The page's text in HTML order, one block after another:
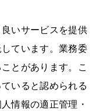
いサービスを提供
ています。業務委
とがあります。こ
いると認められる
情報の適正管理・